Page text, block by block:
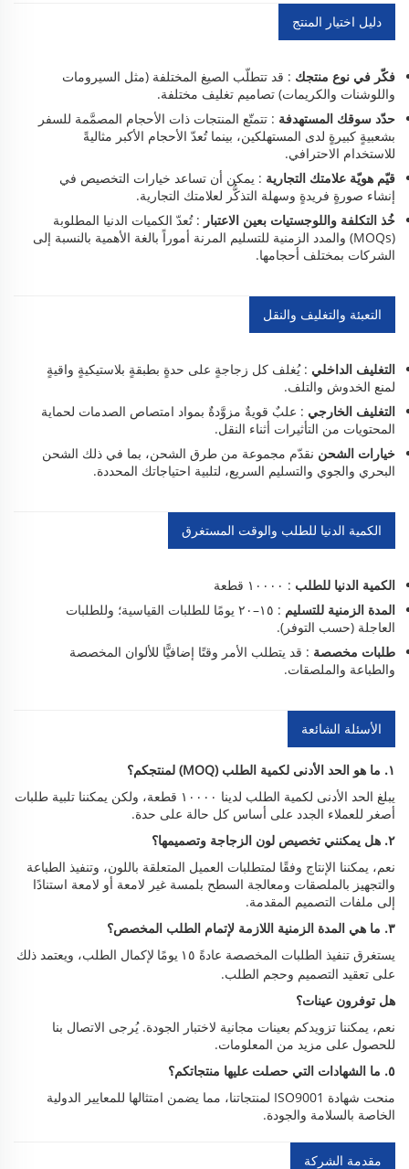
دليل اختيار المنتج
فكّر في نوع منتجك : قد تتطلّب الصيغ المختلفة (مثل السيرومات
واللوشنات والكريمات) تصاميم تغليف مختلفة.
حدّد سوقك المستهدفة : تتمتّع المنتجات ذات الأحجام المصمَّمة للسفر
بشعبيةٍ كبيرةٍ لدى المستهلكين، بينما تُعدّ الأحجام الأكبر مثاليةً
للاستخدام الاحترافي.
قيّم هويّة علامتك التجارية : يمكن أن تساعد خيارات التخصيص في
إنشاء صورةٍ فريدةٍ وسهلة التذكُّر لعلامتك التجارية.
خُذ التكلفة واللوجستيات بعين الاعتبار : تُعدّ الكميات الدنيا المطلوبة
(MOQs) والمدد الزمنية للتسليم المرنة أموراً بالغة الأهمية بالنسبة إلى
الشركات بمختلف أحجامها.
التعبئة والتغليف والنقل
التغليف الداخلي : يُغلف كل زجاجةٍ على حدةٍ بطبقةٍ بلاستيكيةٍ واقيةٍ
لمنع الخدوش والتلف.
التغليف الخارجي : علبٌ قويةٌ مزوَّدةٌ بمواد امتصاص الصدمات لحماية
المحتويات من التأثيرات أثناء النقل.
خيارات الشحن نقدّم مجموعة من طرق الشحن، بما في ذلك الشحن
البحري والجوي والتسليم السريع، لتلبية احتياجاتك المحددة.
الكمية الدنيا للطلب والوقت المستغرق
الكمية الدنيا للطلب : ١٠٠٠٠ قطعة
المدة الزمنية للتسليم
: ١٥–٢٠ يومًا للطلبات القياسية؛ وللطلبات
العاجلة (حسب التوفر).
طلبات مخصصة : قد يتطلب الأمر وقتًا إضافيًّا للألوان المخصصة
والطباعة والملصقات.
الأسئلة الشائعة
١. ما هو الحد الأدنى لكمية الطلب (MOQ) لمنتجكم؟
يبلغ الحد الأدنى لكمية الطلب لدينا ١٠٠٠٠ قطعة، ولكن يمكننا تلبية طلبات
أصغر للعملاء الجدد على أساس كل حالة على حدة.
٢. هل يمكنني تخصيص لون الزجاجة وتصميمها؟
نعم، يمكننا الإنتاج وفقًا لمتطلبات العميل المتعلقة باللون، وتنفيذ الطباعة
والتجهيز بالملصقات ومعالجة السطح بلمسة غير لامعة أو لامعة استنادًا
إلى ملفات التصميم المقدمة.
٣. ما هي المدة الزمنية اللازمة لإتمام الطلب المخصص؟
يستغرق تنفيذ الطلبات المخصصة عادةً ١٥ يومًا
لإكمال الطلب، ويعتمد ذلك
على تعقيد التصميم وحجم الطلب.
هل توفرون عينات؟
نعم، يمكننا تزويدكم بعينات مجانية لاختبار الجودة. يُرجى الاتصال بنا
للحصول على مزيد من المعلومات.
٥. ما الشهادات التي حصلت عليها منتجاتكم؟
منحت شهادة ISO9001 لمنتجاتنا، مما يضمن امتثالها للمعايير الدولية
الخاصة بالسلامة والجودة.
مقدمة الشركة